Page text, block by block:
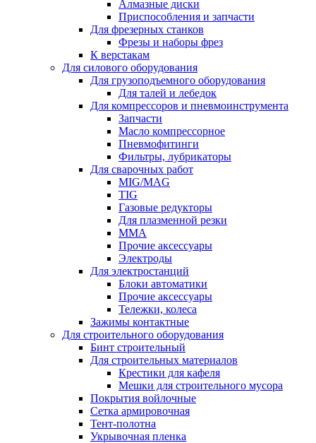
Алмазные диски
Приспособления и запчасти
Для фрезерных станков
Фрезы и наборы фрез
К верстакам
Для силового оборудования
Для грузоподъемного оборудования
Для талей и лебедок
Для компрессоров и пневмоинструмента
Запчасти
Масло компрессорное
Пневмофитинги
Фильтры, лубрикаторы
Для сварочных работ
MIG/MAG
TIG
Газовые редукторы
Для плазменной резки
ММА
Прочие аксессуары
Электроды
Для электростанций
Блоки автоматики
Прочие аксессуары
Тележки, колеса
Зажимы контактные
Для строительного оборудования
Бинт строительный
Для строительных материалов
Крестики для кафеля
Мешки для строительного мусора
Покрытия войлочные
Сетка армировочная
Тент-полотна
Укрывочная пленка